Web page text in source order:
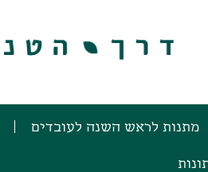
מתנות לראש השנה לעובדים